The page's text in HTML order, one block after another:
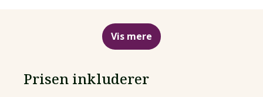
Vis mere
Prisen inkluderer